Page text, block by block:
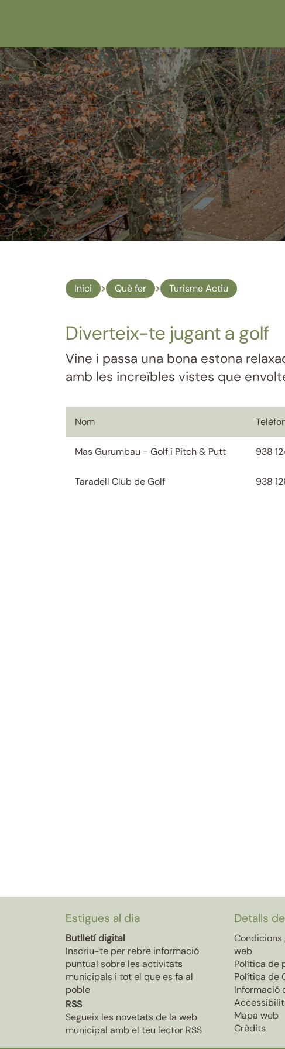
Inici Què fer Turisme Actiu
Diverteix-te jugant a golf
Vine i passa una bona estona
amb les increïbles vistes que
Nom
Mas Gurumbau - Golf i Pitch & Putt 938
Taradell Club de Golf 938
Estigues al dia
Butlletí digital
Inscriu-te per rebre informació
puntual sobre les activitats
municipals i tot el que es fa al
poble
RSS
Segueix les novetats de la web
municipal amb el teu lector RSS
Detalls
Condicions
web
Política de
Política de
Informació
Mapa web
Crèdits